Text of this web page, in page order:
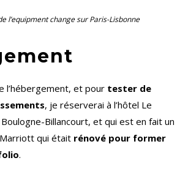
l’equipment changesur Paris-Lisbonne
l’hébergement, et pour tester de
, je réserverai à l’hôtel Le
Billancourt, et qui est en fait un
qui était rénové pour former
.